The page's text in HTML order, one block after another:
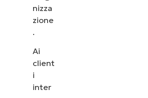
nizza
zione
.
Ai
client
i
inter